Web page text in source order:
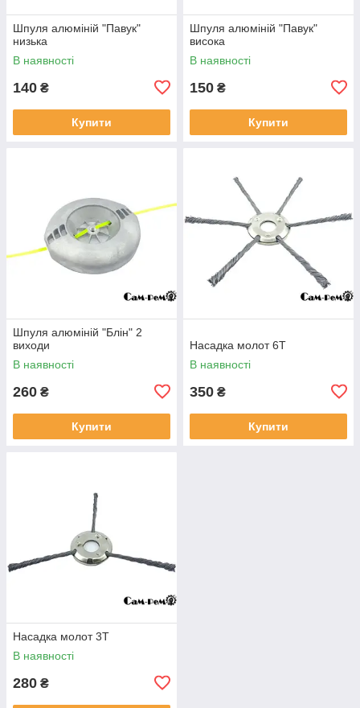
Шпуля алюміній "Павук"
низька
В наявності
140 ₴
Купити
Шпуля алюміній "Павук"
висока
В наявності
150 ₴
Купити
Шпуля алюміній "Блін" 2
виходи
В наявності
260 ₴
Купити
Насадка молот 6Т
В наявності
350 ₴
Купити
Насадка молот 3Т
В наявності
280 ₴